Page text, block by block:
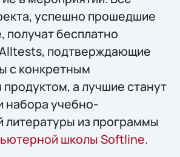
успешно прошедшие
получат бесплатно
подтверждающие
с конкретным
а лучшие станут
набора учебно-
литературы из программы
школы Softline.